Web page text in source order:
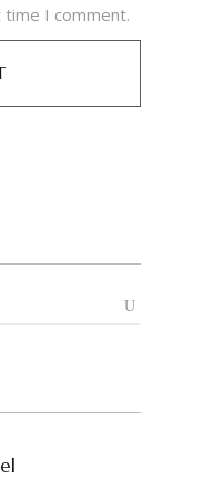
I comment.